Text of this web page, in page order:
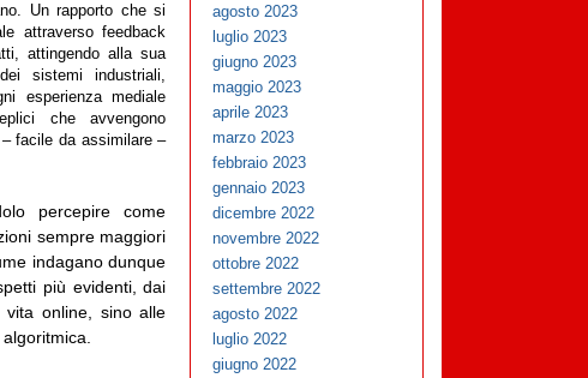
Un rapporto che si
attraverso feedback
attingendo alla sua
sistemi industriali,
esperienza mediale
che avvengono
facile da assimilare –
percepire come
sempre maggiori
indagano dunque
più evidenti, dai
vita online, sino alle
agosto 2023
luglio 2023
giugno 2023
maggio 2023
aprile 2023
marzo 2023
febbraio 2023
gennaio 2023
dicembre 2022
novembre 2022
ottobre 2022
settembre 2022
agosto 2022
luglio 2022
giugno 2022